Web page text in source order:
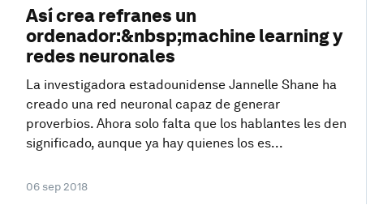
Así crea refranes un
ordenador:&nbsp;machine learning y
redes neuronales
La investigadora estadounidense Jannelle Shane ha
creado una red neuronal capaz de generar
proverbios. Ahora solo falta que los hablantes les den
significado, aunque ya hay quienes los es...
06 sep 2018